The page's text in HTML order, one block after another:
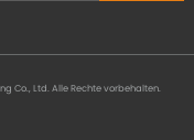
Co., Ltd. Alle Rechte vorbehalten.